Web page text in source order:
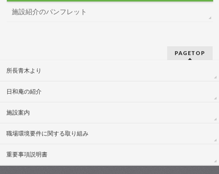
施設紹介のパンフレット
PAGETOP
所長青木より
日和庵の紹介
施設案内
職場環境要件に関する取り組み
重要事項説明書